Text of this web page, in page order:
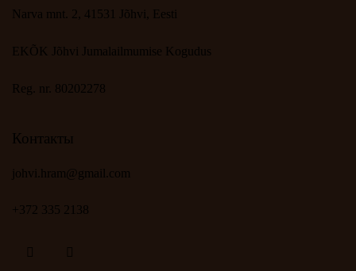
Narva mnt. 2, 41531 Jõhvi, Eesti
EKÕK Jõhvi Jumalailmumise Kogudus
Reg. nr. 80202278
Контакты
johvi.hram@gmail.com
+372 335 2138